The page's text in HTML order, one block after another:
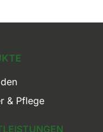
& Pflege